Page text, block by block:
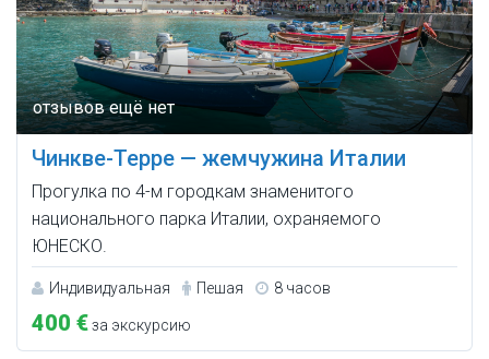
Чинкве-Терре — жемчужина Италии
Прогулка по 4-м городкам знаменитого
национального парка Италии, охраняемого
ЮНЕСКО.
Индивидуальная Пешая 8 часов
400 €за экскурсию